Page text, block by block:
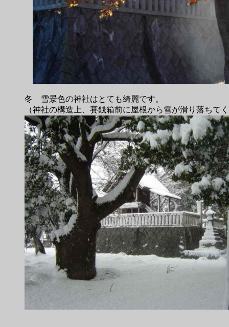
冬 雪景色の神社はとても綺麗です。
（神社の構造上、賽銭箱前に屋根から雪が滑り落ちて